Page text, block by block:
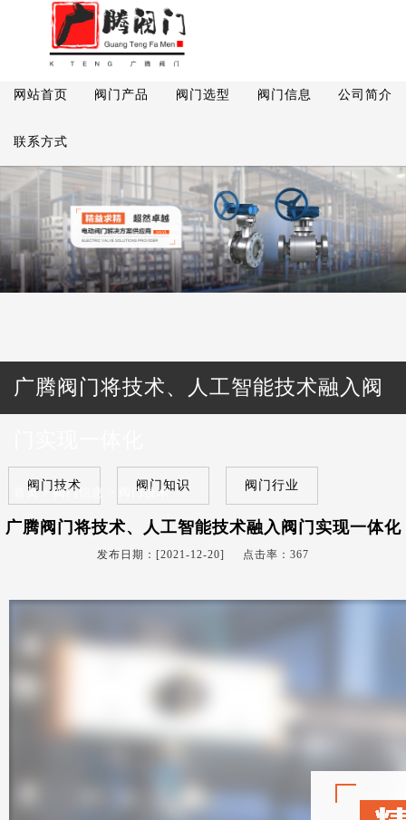
网站首页 阀门产品 阀门选型 阀门信息 公司简介
联系方式
广腾阀门将技术、人工智能技术融入阀
首页 > 阀门信息 阀门技术
阀门技术 阀门知识 阀门行业
广腾阀门将技术、人工智能技术融入阀门实现一体化
发布日期：[2021-12-20] 点击率： 367